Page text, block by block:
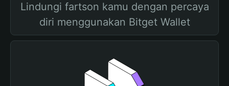
Lindungi fartson kamu dengan percaya
diri menggunakan Bitget Wallet